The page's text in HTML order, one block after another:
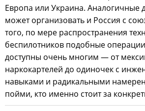
Европа или Украина. Аналогичные
может организовать и Россия с
того, по мере распространения
беспилотников подобные операции
доступны очень многим — от
наркокартелей до одиночек с
навыками и радикальными
пойми, кто именно стоит за